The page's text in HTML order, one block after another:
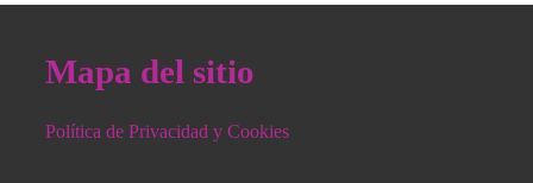
Mapa del sitio
Política de Privacidad y Cookies